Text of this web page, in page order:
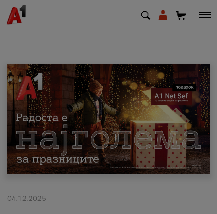
МК EN SQ
Приватни Деловни
Поддршка
Надополни кредит
04.12.2025